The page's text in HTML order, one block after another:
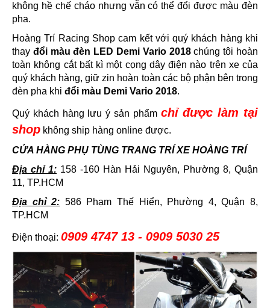
không hề chế cháo nhưng vẫn có thể đổi được màu đèn
pha.
Hoàng Trí Racing Shop cam kết với quý khách hàng khi
thay đổi màu đèn LED Demi Vario 2018chúng tôi hoàn
toàn không cắt bất kì một cọng dây điện nào trên xe của
quý khách hàng, giữ zin hoàn toàn các bộ phận bên trong
đèn pha khi đổi màu Demi Vario 2018.
Quý khách hàng lưu ý sản phẩm chỉ được làm tại
shop không ship hàng online được.
CỬA HÀNG PHỤ TÙNG TRANG TRÍ XE HOÀNG TRÍ
Địa chỉ 1: 158 -160 Hàn Hải Nguyên, Phường 8, Quận
11, TP.HCM
Địa chỉ 2: 586 Phạm Thế Hiển, Phường 4, Quận 8,
TP.HCM
Điện thoại: 0909 4747 13 - 0909 5030 25